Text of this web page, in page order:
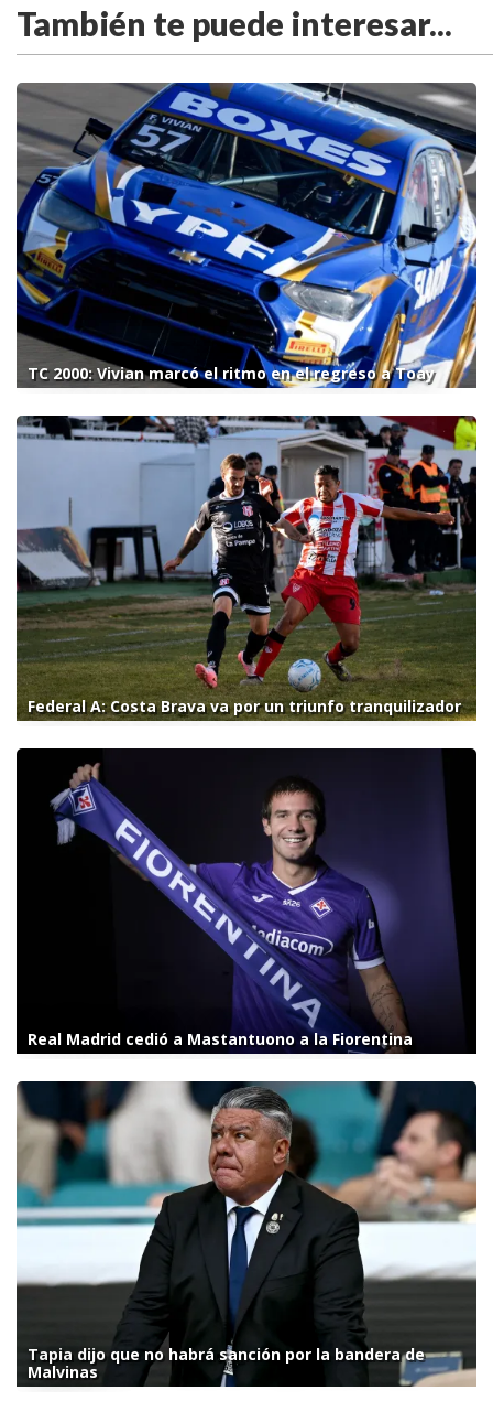
También te puede interesar...
TC 2000: Vivian marcó el ritmo en el regreso a Toay
Federal A: Costa Brava va por un triunfo tranquilizador
Real Madrid cedió a Mastantuono a la Fiorentina
Tapia dijo que no habrá sanción por la bandera de
Malvinas